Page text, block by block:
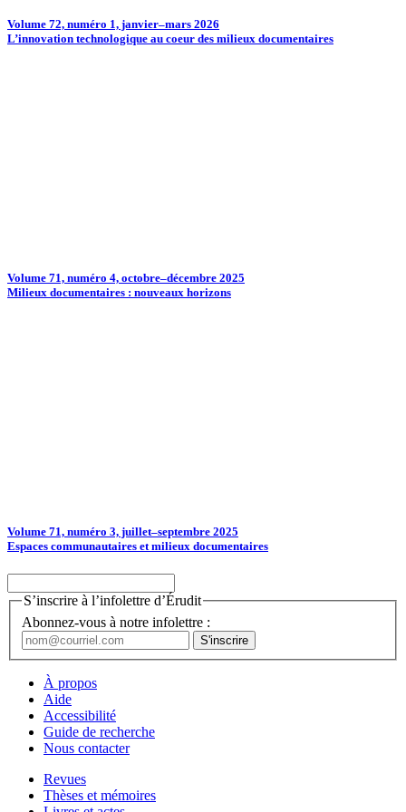
Volume 72, numéro 1, janvier–mars 2026
L’innovation technologique au coeur des milieux documentaires
Volume 71, numéro 4, octobre–décembre 2025
Milieux documentaires : nouveaux horizons
Volume 71, numéro 3, juillet–septembre 2025
Espaces communautaires et milieux documentaires
S’inscrire à l’infolettre d’Érudit
Abonnez-vous à notre infolettre :
À propos
Aide
Accessibilité
Guide de recherche
Nous contacter
Revues
Thèses et mémoires